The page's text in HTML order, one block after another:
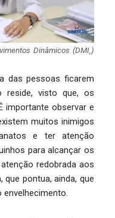
Dinâmicos (DMI,)
das pessoas ficarem
visto que, os
importante observar e
muitos inimigos
e ter atenção
para alcançar os
redobrada aos
que pontua, ainda, que
envelhecimento.